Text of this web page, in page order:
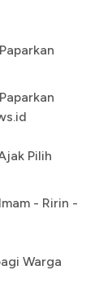
Pilih
- Ririn -
Warga